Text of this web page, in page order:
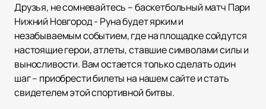
Друзья, не сомневайтесь – баскетбольный матч Пари
Нижний Новгород - Руна будет ярким и
незабываемым событием, где на площадке сойдутся
настоящие герои, атлеты, ставшие символами силы и
выносливости. Вам остается только сделать один
шаг – приобрести билеты на нашем сайте и стать
свидетелем этой спортивной битвы.